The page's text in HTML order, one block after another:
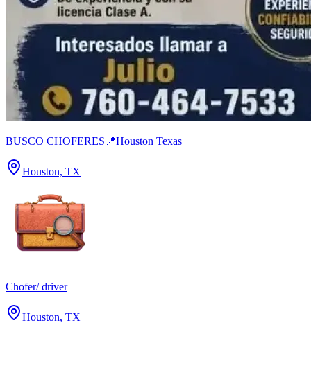
BUSCO CHOFERES📍Houston Texas
Houston, TX
Chofer/ driver
Houston, TX